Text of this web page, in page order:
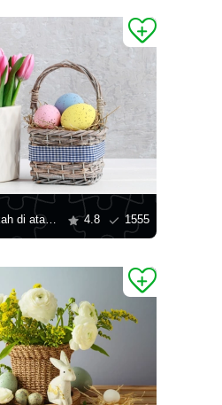
Tulip dan telur Paskah di atas meja 4.8 1555